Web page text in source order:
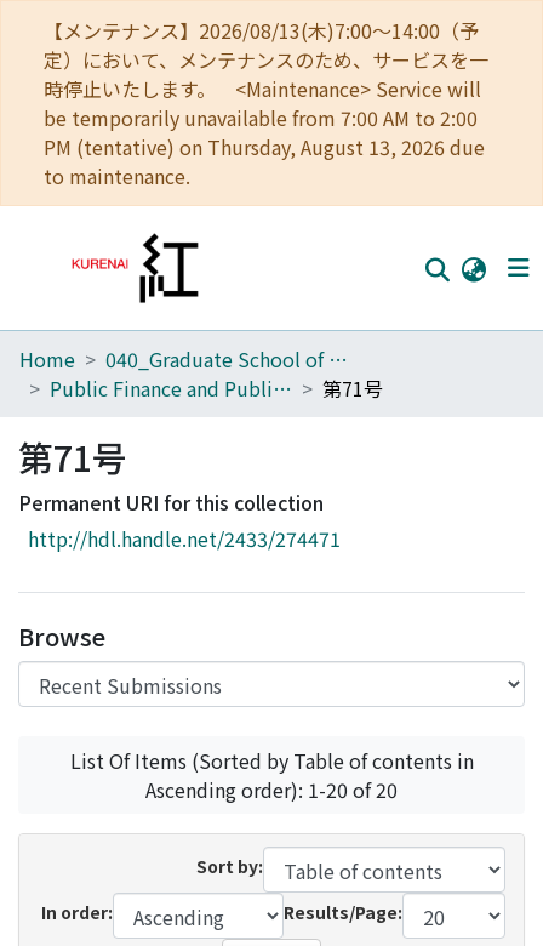
【メンテナンス】2026/08/13(木)7:00～14:00（予
定）において、メンテナンスのため、サービスを一
時停止いたします。 <Maintenance> Service will
be temporarily unavailable from 7:00 AM to 2:00
PM (tentative) on Thursday, August 13, 2026 due
to maintenance.
Home
Browse
Download Ranking
Access Statistics
Home
040_Graduate School of Economics
Public Finance and Public Policy
第71号
第71号
Permanent URI for this collection
http://hdl.handle.net/2433/274471
Browse
List Of Items (Sorted by Table of contents in
Ascending order): 1-20 of 20
Sort by:
In order:
Results/Page: